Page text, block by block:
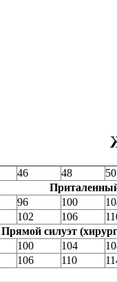
46 48 50
96 100
102 106
Прямой силуэт
100 104
106 110